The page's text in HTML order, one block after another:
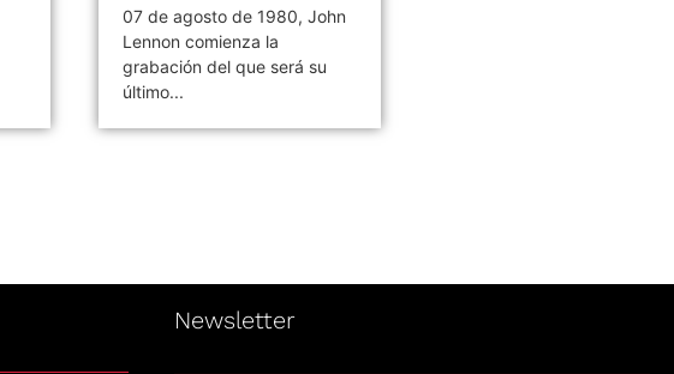
07 de agosto de 1980, John
Lennon comienza la
grabación del que será su
último...
Newsletter